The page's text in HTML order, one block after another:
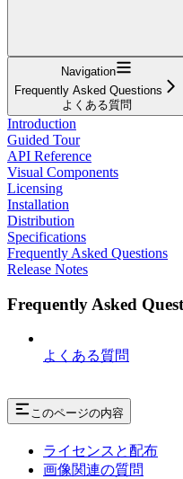
Navigation
Frequently Asked Questions
よくある質問
Introduction
Guided Tour
API Reference
Visual Components
Licensing
Installation
Distribution
Specifications
Frequently Asked Questions
Release Notes
Frequently Asked
よくある質問
このページの内容
ライセンスと配布
画像関連の質問